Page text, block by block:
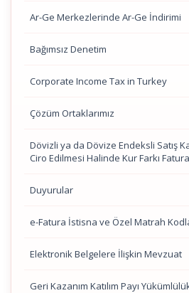
Ar-Ge Merkezlerinde Ar-Ge İndirimi
Bağımsız Denetim
Corporate Income Tax in Turkey
Çözüm Ortaklarımız
Dövizli ya da Dövize Endeksli Satış
Ciro Edilmesi Halinde Kur Farkı
Duyurular
e-Fatura İstisna ve Özel Matrah
Elektronik Belgelere İlişkin Mevzuat
Geri Kazanım Katılım Payı